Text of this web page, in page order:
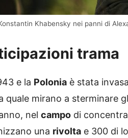
Khabensky nei panni di
trama
e la Polonia è stata
quale mirano a sterminare
nel campo di
una rivolta e 300 di